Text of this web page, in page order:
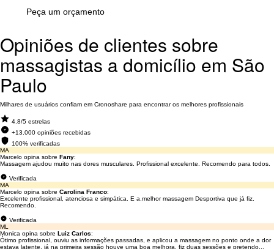
Peça um orçamento
Opiniões de clientes sobre
massagistas a domicílio em São
Paulo
Milhares de usuários confiam em Cronoshare para encontrar os melhores profissionais
4.8/5 estrelas
+13.000 opiniões recebidas
100% verificadas
MA
Marcelo opina sobre Fany:
Massagem ajudou muito nas dores musculares. Profissional excelente. Recomendo para todos.
Verificada
MA
Marcelo opina sobre Carolina Franco:
Excelente profissional, atenciosa e simpática. E a.melhor massagem Desportiva que já fiz.
Recomendo.
Verificada
ML
Monica opina sobre Luiz Carlos:
Ótimo profissional, ouviu as informações passadas, e aplicou a massagem no ponto onde a dor
estava latente, já na primeira sessão houve uma boa melhora, fiz duas sessões e pretendo...